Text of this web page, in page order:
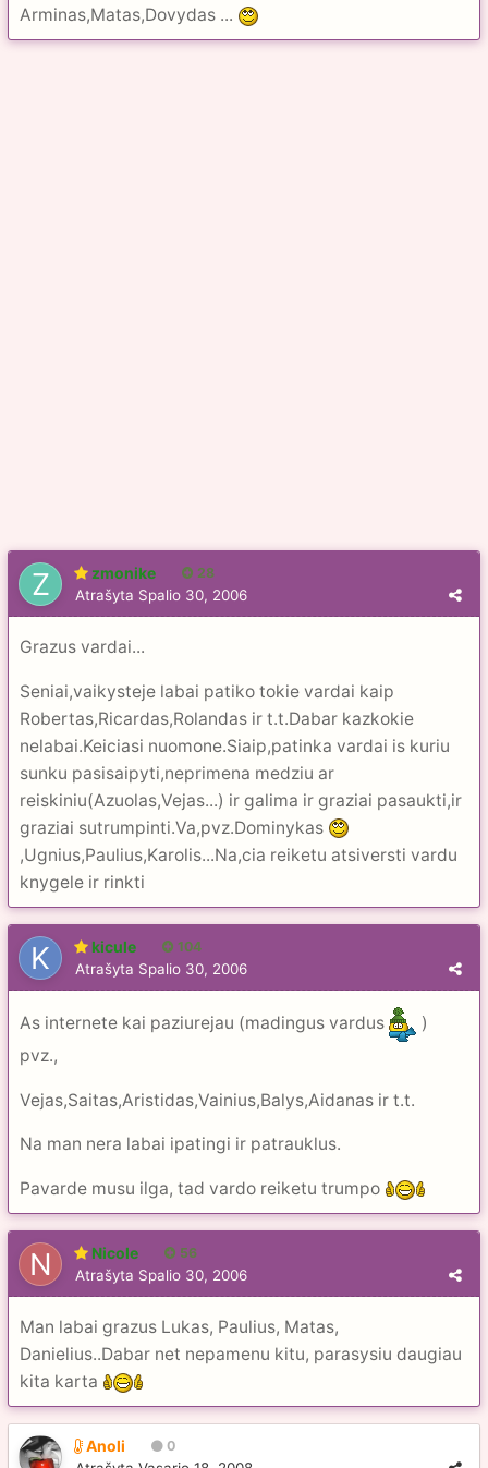
Arminas,Matas,Dovydas ...
zmonike 28
Atrašyta Spalio 30, 2006
Grazus vardai...
Seniai,vaikysteje labai patiko tokie vardai kaip
Robertas,Ricardas,Rolandas ir t.t.Dabar kazkokie
nelabai.Keiciasi nuomone.Siaip,patinka vardai is kuriu
sunku pasisaipyti,neprimena medziu ar
reiskiniu(Azuolas,Vejas...) ir galima ir graziai pasaukti,ir
graziai sutrumpinti.Va,pvz.Dominykas
,Ugnius,Paulius,Karolis...Na,cia reiketu atsiversti vardu
knygele ir rinkti
kicule 104
Atrašyta Spalio 30, 2006
As internete kai paziurejau (madingus vardus
)
pvz.,
Vejas,Saitas,Aristidas,Vainius,Balys,Aidanas ir t.t.
Na man nera labai ipatingi ir patrauklus.
Pavarde musu ilga, tad vardo reiketu trumpo
Nicole 56
Atrašyta Spalio 30, 2006
Man labai grazus Lukas, Paulius, Matas,
Danielius..Dabar net nepamenu kitu, parasysiu daugiau
kita karta
Anoli 0